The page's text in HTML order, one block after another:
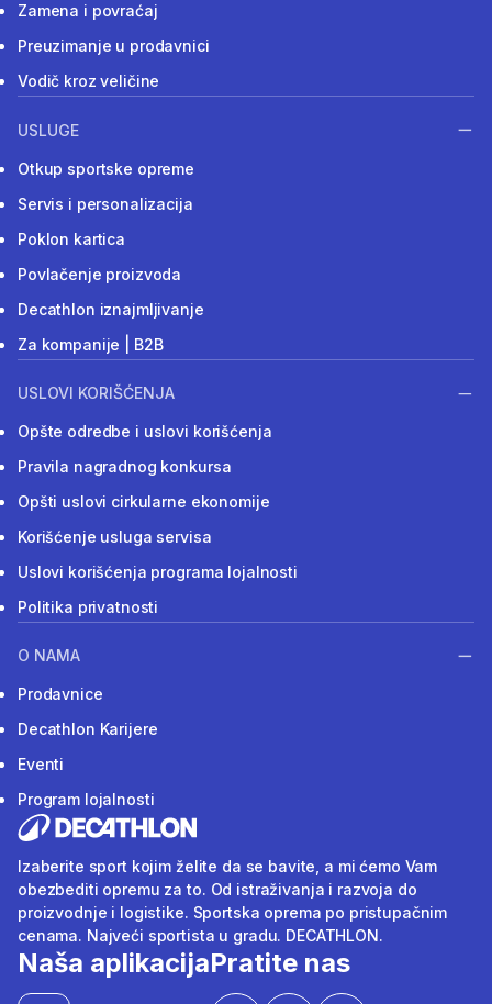
Zamena i povraćaj
Preuzimanje u prodavnici
Vodič kroz veličine
USLUGE
Otkup sportske opreme
Servis i personalizacija
Poklon kartica
Povlačenje proizvoda
Decathlon iznajmljivanje
Za kompanije | B2B
USLOVI KORIŠĆENJA
Opšte odredbe i uslovi korišćenja
Pravila nagradnog konkursa
Opšti uslovi cirkularne ekonomije
Korišćenje usluga servisa
Uslovi korišćenja programa lojalnosti
Politika privatnosti
O NAMA
Prodavnice
Decathlon Karijere
Eventi
Program lojalnosti
Izaberite sport kojim želite da se bavite, a mi ćemo Vam
obezbediti opremu za to. Od istraživanja i razvoja do
proizvodnje i logistike. Sportska oprema po pristupačnim
cenama. Najveći sportista u gradu. DECATHLON.
Naša aplikacijaPratite nas